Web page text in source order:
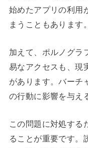
始めたアプリの利用
まうこともあります。
加えて、ポルノグラ
易なアクセスも、現
があります。バーチ
の行動に影響を与え
この問題に対処する
ることが重要です。